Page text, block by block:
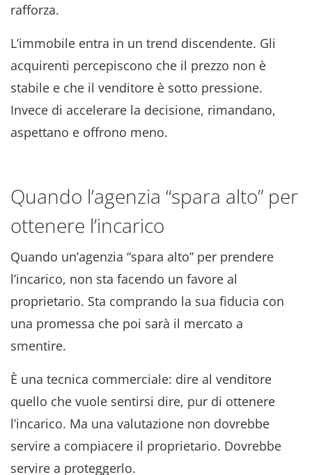
rafforza.
L’immobile entra in un trend discendente. Gli
acquirenti percepiscono che il prezzo non è
stabile e che il venditore è sotto pressione.
Invece di accelerare la decisione, rimandano,
aspettano e offrono meno.
Quando l’agenzia “spara alto” per
ottenere l’incarico
Quando un’agenzia “spara alto” per prendere
l’incarico, non sta facendo un favore al
proprietario. Sta comprando la sua fiducia con
una promessa che poi sarà il mercato a
smentire.
È una tecnica commerciale: dire al venditore
quello che vuole sentirsi dire, pur di ottenere
l’incarico. Ma una valutazione non dovrebbe
servire a compiacere il proprietario. Dovrebbe
servire a proteggerlo.